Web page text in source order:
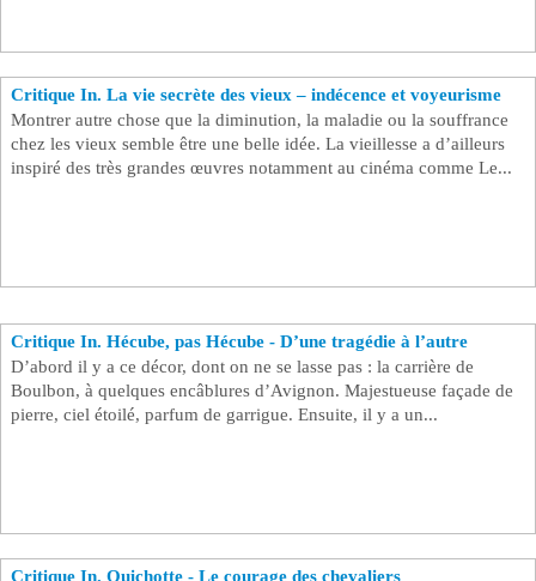
Critique In. La vie secrète des vieux – indécence et voyeurisme
Montrer autre chose que la diminution, la maladie ou la souffrance
chez les vieux semble être une belle idée. La vieillesse a d’ailleurs
inspiré des très grandes œuvres notamment au cinéma comme Le...
Critique In. Hécube, pas Hécube - D’une tragédie à l’autre
D’abord il y a ce décor, dont on ne se lasse pas : la carrière de
Boulbon, à quelques encâblures d’Avignon. Majestueuse façade de
pierre, ciel étoilé, parfum de garrigue. Ensuite, il y a un...
Critique In. Quichotte - Le courage des chevaliers